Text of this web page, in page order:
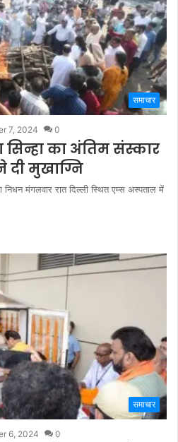
समाचार
7, 2024 0
सिन्हा का अंतिम संस्कार
दी मुखाग्नि
निधन मंगलवार रात दिल्ली स्थित एम्स अस्पताल में
समाचार
6, 2024 0